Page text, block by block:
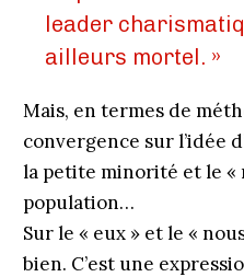
leader
ailleurs mortel. »
Mais, en termes de
convergence sur l’idée
la petite minorité et le «
population…
Sur le « eux » et le «
bien. C’est une